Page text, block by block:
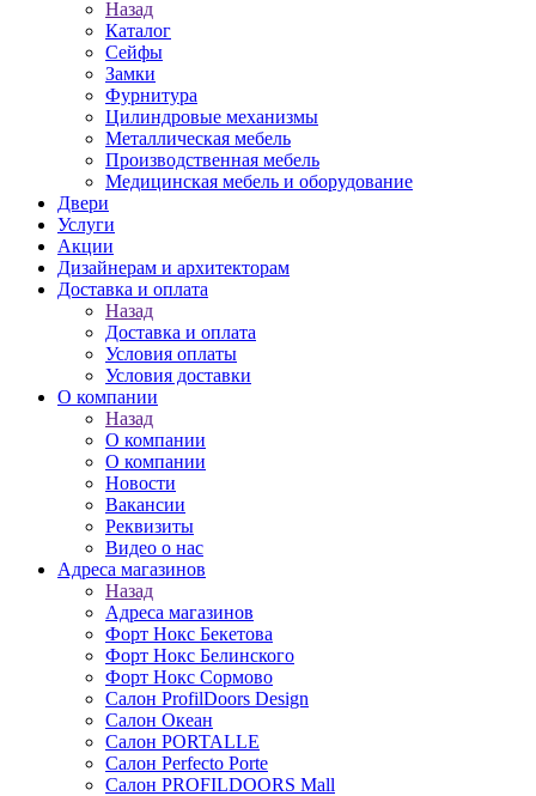
Назад
Каталог
Сейфы
Замки
Фурнитура
Цилиндровые механизмы
Металлическая мебель
Производственная мебель
Медицинская мебель и оборудование
Двери
Услуги
Акции
Дизайнерам и архитекторам
Доставка и оплата
Назад
Доставка и оплата
Условия оплаты
Условия доставки
О компании
Назад
О компании
О компании
Новости
Вакансии
Реквизиты
Видео о нас
Адреса магазинов
Назад
Адреса магазинов
Форт Нокс Бекетова
Форт Нокс Белинского
Форт Нокс Сормово
Салон ProfilDoors Design
Салон Океан
Салон PORTALLE
Салон Perfecto Portе
Салон PROFILDOORS Mall